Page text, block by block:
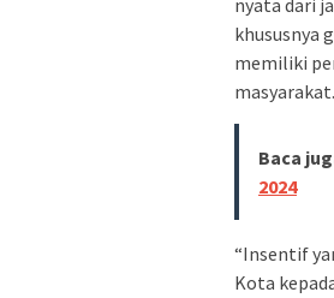
khususnya
memiliki
masyarakat.
Baca
2024
“Insentif
Kota